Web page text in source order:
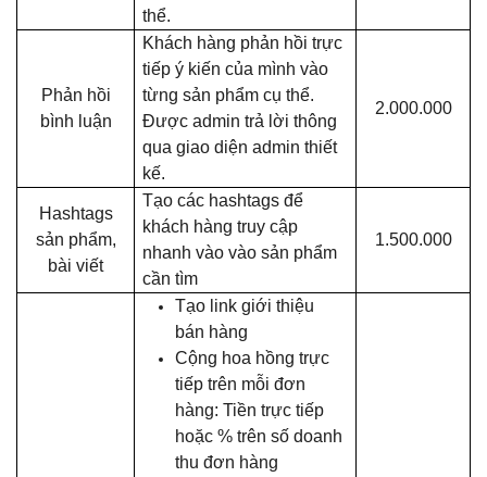
thể.
Phản hồi
bình luận
Khách hàng phản hồi trực
tiếp ý kiến của mình vào
từng sản phẩm cụ thể.
Được admin trả lời thông
qua giao diện admin thiết
kế.
2.000.000
Hashtags
sản phẩm,
bài viết
Tạo các hashtags để
khách hàng truy cập
nhanh vào vào sản phẩm
cần tìm
1.500.000
Tạo link giới thiệu
bán hàng
Cộng hoa hồng trực
tiếp trên mỗi đơn
hàng: Tiền trực tiếp
hoặc % trên số doanh
thu đơn hàng